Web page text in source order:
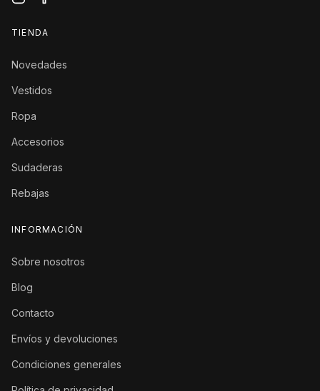
TIENDA
Novedades
Vestidos
Ropa
Accesorios
Sudaderas
Rebajas
INFORMACIÓN
Sobre nosotros
Blog
Contacto
Envíos y devoluciones
Condiciones generales